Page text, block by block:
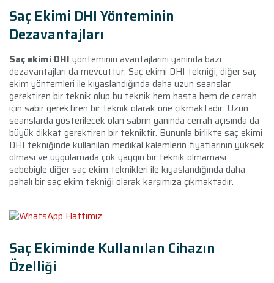
Saç Ekimi DHI Yönteminin
Dezavantajları
Saç ekimi DHI yönteminin avantajlarını yanında bazı
dezavantajları da mevcuttur. Saç ekimi DHI tekniği, diğer saç
ekim yöntemleri ile kıyaslandığında daha uzun seanslar
gerektiren bir teknik olup bu teknik hem hasta hem de cerrah
için sabır gerektiren bir teknik olarak öne çıkmaktadır. Uzun
seanslarda gösterilecek olan sabrın yanında cerrah açısında da
büyük dikkat gerektiren bir tekniktir. Bununla birlikte saç ekimi
DHI tekniğinde kullanılan medikal kalemlerin fiyatlarının yüksek
olması ve uygulamada çok yaygın bir teknik olmaması
sebebiyle diğer saç ekim teknikleri ile kıyaslandığında daha
pahalı bir saç ekim tekniği olarak karşımıza çıkmaktadır.
Saç Ekiminde Kullanılan Cihazın
Özelliği